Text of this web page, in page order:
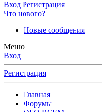
Вход Регистрация
Что нового?
Новые сообщения
Меню
Вход
Регистрация
Главная
Форумы